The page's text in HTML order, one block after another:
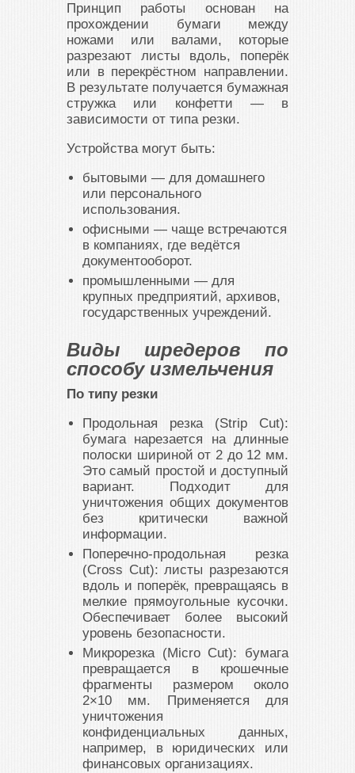
Принцип работы основан на
прохождении бумаги между
ножами или валами, которые
разрезают листы вдоль, поперёк
или в перекрёстном направлении.
В результате получается бумажная
стружка или конфетти — в
зависимости от типа резки.
Устройства могут быть:
бытовыми — для домашнего
или персонального
использования.
офисными — чаще встречаются
в компаниях, где ведётся
документооборот.
промышленными — для
крупных предприятий, архивов,
государственных учреждений.
Виды шредеров по
способу измельчения
По типу резки
Продольная резка (Strip Cut):
бумага нарезается на длинные
полоски шириной от 2 до 12 мм.
Это самый простой и доступный
вариант. Подходит для
уничтожения общих документов
без критически важной
информации.
Поперечно-продольная резка
(Cross Cut): листы разрезаются
вдоль и поперёк, превращаясь в
мелкие прямоугольные кусочки.
Обеспечивает более высокий
уровень безопасности.
Микрорезка (Micro Cut): бумага
превращается в крошечные
фрагменты размером около
2×10 мм. Применяется для
уничтожения
конфиденциальных данных,
например, в юридических или
финансовых организациях.